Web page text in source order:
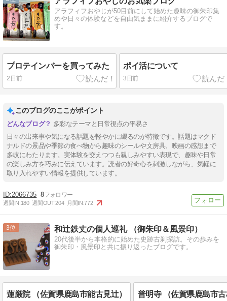
アラフィフおやじが50目前にして始めた趣味の御朱印集
めや日々の体験などを自由気ままに紹介するブログで
す。
プロテインバーを買ってみた
2日前
ポイ活について
3日前
このブログのここがポイント
多彩なテーマと日常視点の平易さ
日々の出来事や気になる話題を軽やかに綴るのが特徴です。話題はマクド
ナルドの景品や季節の食べ物から趣味のシールや文房具、映画の感想まで
多岐にわたります。実体験を交えつつも親しみやすい表現で、趣味や日常
の楽しみ方を巧みに伝えています。読者の好奇心を刺激しながら、気軽に
取り入れやすい情報を提供しています。
2066735 8
週間IN:180 週間OUT:204 月間IN:772
3 和辻鉄丈の個人巡礼 （御朱印＆風景印）
20代後半から本格的に始めた史跡古刹探訪。その歩みを
御朱印・風景印と共に振り返ったブログです。
蓮厳院 （佐賀県鹿島市能古見辻） 普明寺 （佐賀県鹿島市